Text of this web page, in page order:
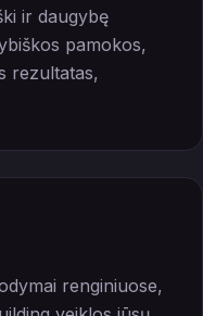
ir daugybę
pamokos,
rezultatas,
renginiuose,